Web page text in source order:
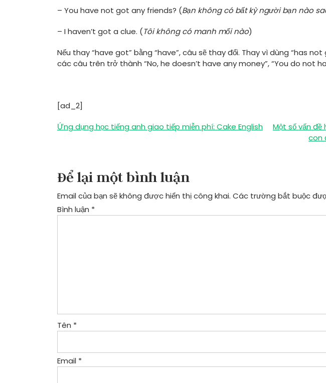
– You have not got any friends? (Bạn không có bất kỳ người bạn nào
– I haven’t got a clue. (Tôi không có manh mối nào)
Nếu thay “have got” bằng “have”, câu sẽ thay đổi. Thay vì dùng “has
các câu trên trở thành “No, he doesn’t have any money”, “You do not
[ad_2]
Điều
bài
viết
Ứng dụng học tiếng anh giao tiếp miễn phí: Cake English
Một số vấn
con
Để lại một bình luận
Email của bạn sẽ không được hiển thị công khai. Các trường bắt buộc
Bình luận *
Tên *
Email *